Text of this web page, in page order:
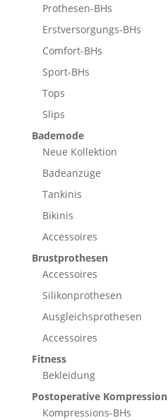
Prothesen-BHs
Erstversorgungs-BHs
Comfort-BHs
Sport-BHs
Tops
Slips
Bademode
Neue Kollektion
Badeanzüge
Tankinis
Bikinis
Accessoires
Brustprothesen
Accessoires
Silikonprothesen
Ausgleichsprothesen
Accessoires
Fitness
Bekleidung
Postoperative Kompression
Kompressions-BHs